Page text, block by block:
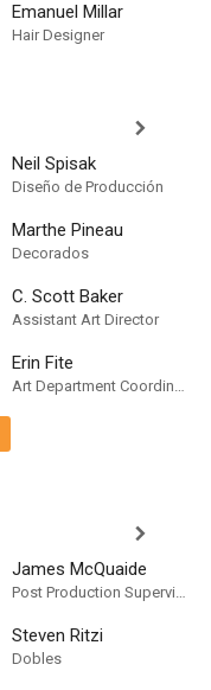
Emanuel Millar
Hair Designer
Neil Spisak
Diseño de Producción
Marthe Pineau
Decorados
C. Scott Baker
Assistant Art Director
Erin Fite
Art Department Coordinator
James McQuaide
Post Production Supervisor
Steven Ritzi
Dobles